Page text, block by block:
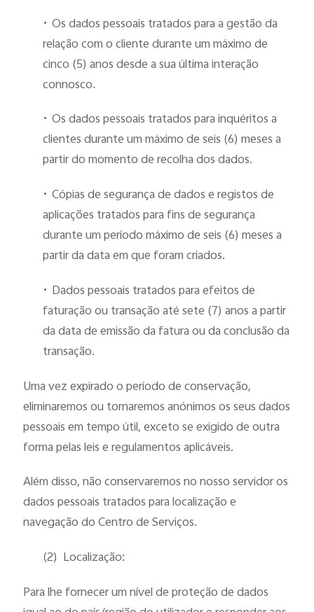
• Os dados pessoais tratados para a gestão da
relação com o cliente durante um máximo de
cinco (5) anos desde a sua última interação
connosco.
• Os dados pessoais tratados para inquéritos a
clientes durante um máximo de seis (6) meses a
partir do momento de recolha dos dados.
• Cópias de segurança de dados e registos de
aplicações tratados para fins de segurança
durante um período máximo de seis (6) meses a
partir da data em que foram criados.
• Dados pessoais tratados para efeitos de
faturação ou transação até sete (7) anos a partir
da data de emissão da fatura ou da conclusão da
transação.
Uma vez expirado o período de conservação,
eliminaremos ou tornaremos anónimos os seus dados
pessoais em tempo útil, exceto se exigido de outra
forma pelas leis e regulamentos aplicáveis.
Além disso, não conservaremos no nosso servidor os
dados pessoais tratados para localização e
navegação do Centro de Serviços.
(2) Localização:
Para lhe fornecer um nível de proteção de dados